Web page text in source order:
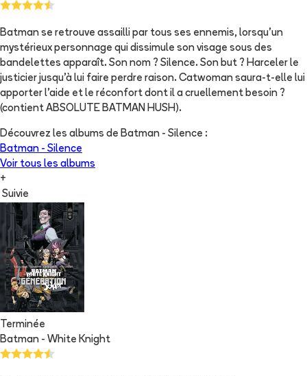
Batman se retrouve assailli par tous ses ennemis, lorsqu'un
mystérieux personnage qui dissimule son visage sous des
bandelettes apparaît. Son nom ? Silence. Son but ? Harceler le
justicier jusqu'à lui faire perdre raison. Catwoman saura-t-elle lui
apporter l'aide et le réconfort dont il a cruellement besoin ?
(contient ABSOLUTE BATMAN HUSH).
Découvrez les albums de Batman - Silence :
Batman - Silence
Voir tous les albums
+
Suivie
Terminée
Batman - White Knight